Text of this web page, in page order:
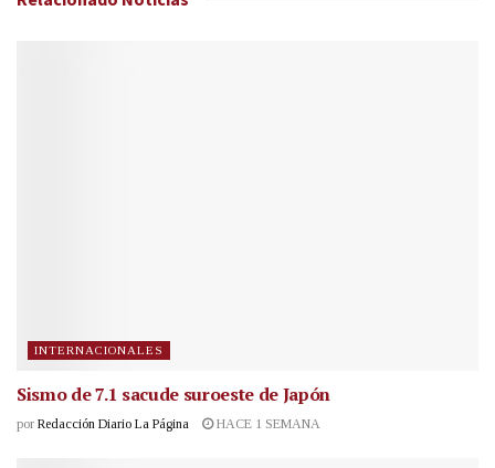
INTERNACIONALES
Sismo de 7.1 sacude suroeste de Japón
por Redacción Diario La Página HACE 1 SEMANA